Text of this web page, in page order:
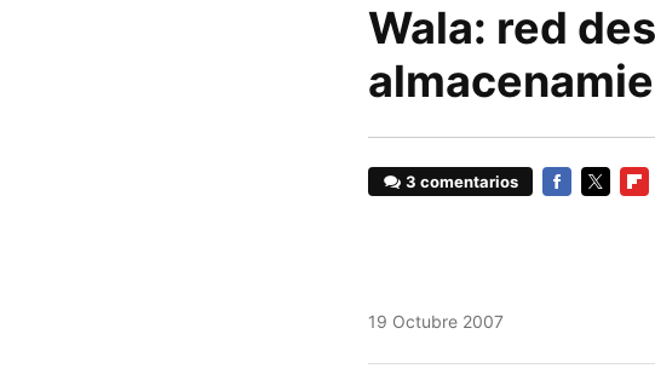
Wala: red
3 comentarios
19 Octubre 2007